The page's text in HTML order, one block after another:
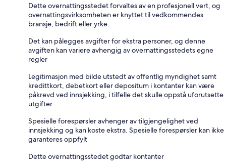
Dette overnattingsstedet forvaltes av en profesjonell vert, og
overnattingsvirksomheten er knyttet til vedkommendes
bransje, bedrift eller yrke.
Det kan pålegges avgifter for ekstra personer, og denne
avgiften kan variere avhengig av overnattingsstedets egne
regler
Legitimasjon med bilde utstedt av offentlig myndighet samt
kredittkort, debetkort eller depositum i kontanter kan være
påkrevd ved innsjekking, i tilfelle det skulle oppstå uforutsette
utgifter
Spesielle forespørsler avhenger av tilgjengelighet ved
innsjekking og kan koste ekstra. Spesielle forespørsler kan ikke
garanteres oppfylt
Dette overnattingsstedet godtar kontanter